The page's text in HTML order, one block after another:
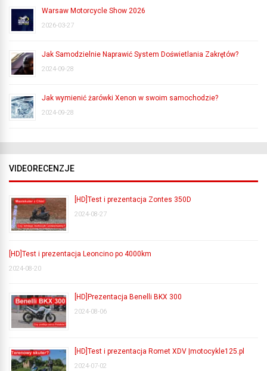
Warsaw Motorcycle Show 2026
2026-03-27
Jak Samodzielnie Naprawić System Doświetlania Zakrętów?
2024-09-28
Jak wymienić żarówki Xenon w swoim samochodzie?
2024-09-28
VIDEORECENZJE
[HD]Test i prezentacja Zontes 350D
2024-08-27
[HD]Test i prezentacja Leoncino po 4000km
2024-08-20
[HD]Prezentacja Benelli BKX 300
2024-08-06
[HD]Test i prezentacja Romet XDV |motocykle125.pl
2024-07-02